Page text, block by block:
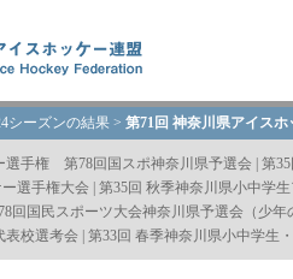
シーズンの結果 > 第71回 神奈川県アイス
選手権 第78回国スポ神奈川県予選会 | 第
選⼿権⼤会 | 第35回 秋季神奈川県小中学
回国民スポーツ大会神奈川県予選会（少年
表校選考会 | 第33回 春季神奈川県小中学生